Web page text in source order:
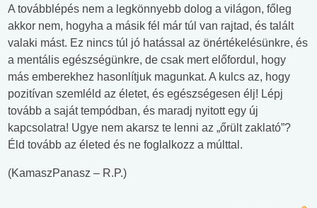
A továbblépés nem a legkönnyebb dolog a világon, főleg
akkor nem, hogyha a másik fél már túl van rajtad, és talált
valaki mást. Ez nincs túl jó hatással az önértékelésünkre, és
a mentális egészségünkre, de csak mert előfordul, hogy
más emberekhez hasonlítjuk magunkat. A kulcs az, hogy
pozitívan szemléld az életet, és egészségesen élj! Lépj
tovább a saját tempódban, és maradj nyitott egy új
kapcsolatra! Ugye nem akarsz te lenni az „őrült zaklató”?
Éld tovább az életed és ne foglalkozz a múlttal.
(KamaszPanasz – R.P.)